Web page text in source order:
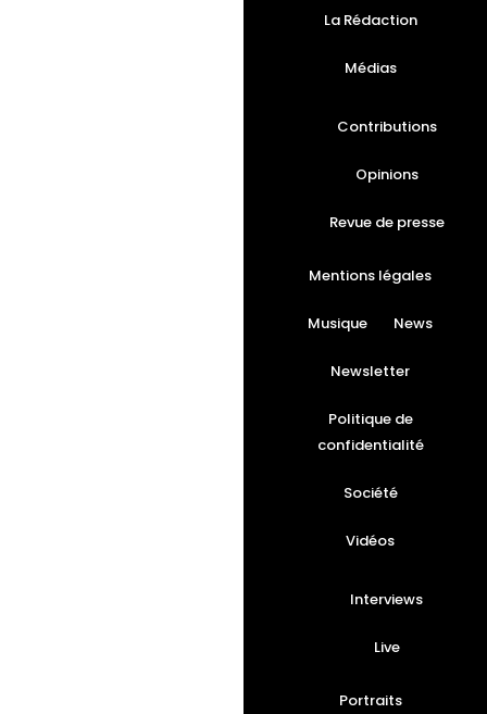
La Rédaction
Médias
Contributions
Opinions
Revue de presse
Mentions légales
Musique News
Newsletter
Politique de
confidentialité
Société
Vidéos
Interviews
Live
Portraits